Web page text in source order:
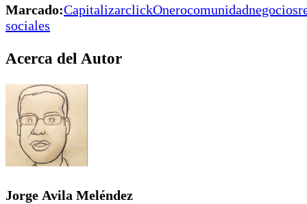
Marcado:CapitalizarclickOnerocomunidadnegocios
sociales
Acerca del Autor
Jorge Avila Meléndez